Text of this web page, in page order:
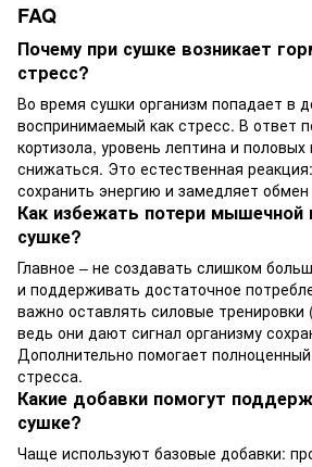
FAQ
Почему при сушке возникает
стресс?
Во время сушки организм попадает в
воспринимаемый как стресс. В ответ
кортизола, уровень лептина и
снижаться. Это естественная
сохранить энергию и замедляет
Как избежать потери мышечной
сушке?
Главное – не создавать слишком
и поддерживать достаточное
важно оставлять силовые тренировки
ведь они дают сигнал организму
Дополнительно помогает
стресса.
Какие добавки помогут
сушке?
Чаще используют базовые добавки: